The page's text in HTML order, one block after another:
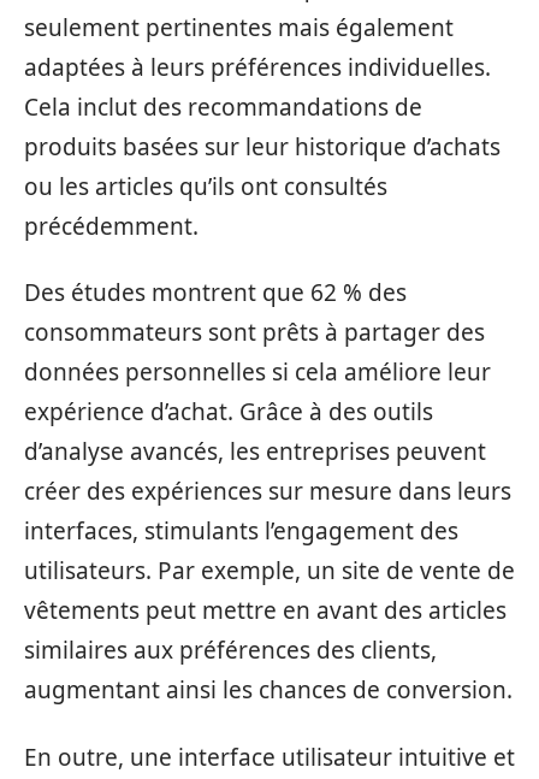
seulement pertinentes mais également
adaptées à leurs préférences individuelles.
Cela inclut des recommandations de
produits basées sur leur historique d’achats
ou les articles qu’ils ont consultés
précédemment.
Des études montrent que 62 % des
consommateurs sont prêts à partager des
données personnelles si cela améliore leur
expérience d’achat. Grâce à des outils
d’analyse avancés, les entreprises peuvent
créer des expériences sur mesure dans leurs
interfaces, stimulants l’engagement des
utilisateurs. Par exemple, un site de vente de
vêtements peut mettre en avant des articles
similaires aux préférences des clients,
augmentant ainsi les chances de conversion.
En outre, une interface utilisateur intuitive et